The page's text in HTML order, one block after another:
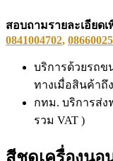
สอบถามรายละเอียด
0841004702,
บริการด้วยรถข
ทางเมื่อสินค้าถึ
กทม. บริการส่ง
รวม VAT )